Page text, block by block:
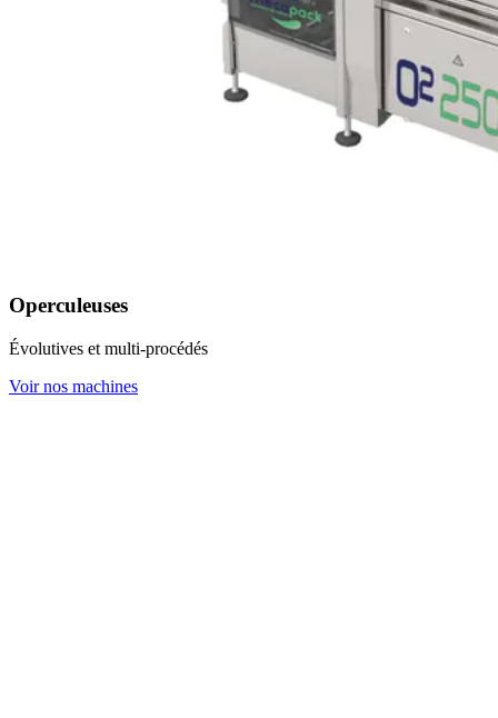
Operculeuses
Évolutives et multi-procédés
Voir nos machines